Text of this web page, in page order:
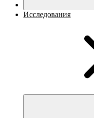
Исследования